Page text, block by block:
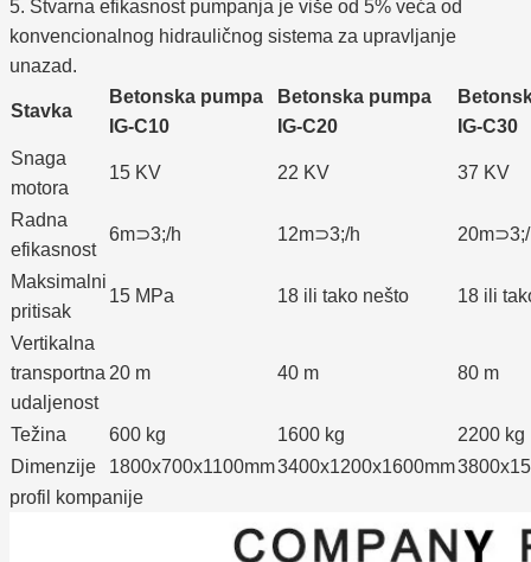
5. Stvarna efikasnost pumpanja je više od 5% veća od
konvencionalnog hidrauličnog sistema za upravljanje
unazad.
Stavka
Betonska pumpa
IG-C10
Betonska pumpa
IG-C20
IG-C30
Snaga
motora
15 KV 22 KV 37 KV
Radna
efikasnost
6m⊃3;/h 12m⊃3;/h
Maksimalni
pritisak
15 MPa 18 ili tako nešto 18 ili
Vertikalna
transportna
udaljenost
20 m 40 m 80 m
Težina 600 kg 1600 kg
2200 kg
Dimenzije
1800x700x1100mm3400x1200x1600mm
profil kompanije